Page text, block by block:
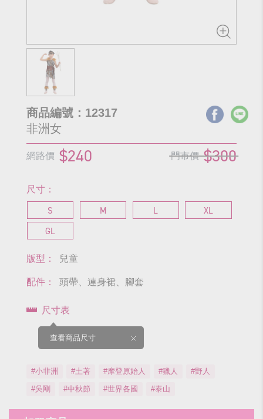
商品編號：12317
非洲女
網路價 $240 門市價 $300
尺寸：
S M L
XL
GL
版型： 兒童
配件： 頭帶、連身裙、腳套
尺寸表
查看商品尺寸
#小非洲 #土著 #摩登原始人 #獵人
#野人
#吳剛
#中秋節 #世界各國 #泰山